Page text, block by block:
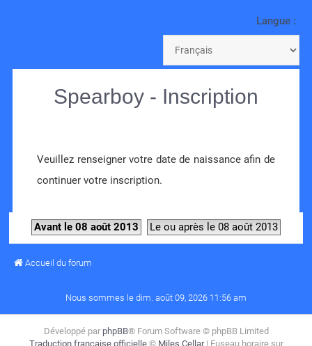
Langue :
Spearboy - Inscription
Veuillez renseigner votre date de naissance afin de
continuer votre inscription.
Avant le 08 août 2013 Le ou après le 08 août 2013
Accueil du forum
Nous sommes le dim. août 09, 2026 11:56 am
Développé par phpBB® Forum Software © phpBB Limited
Traduction française officielle© Miles Cellar | Fuseau horaire sur